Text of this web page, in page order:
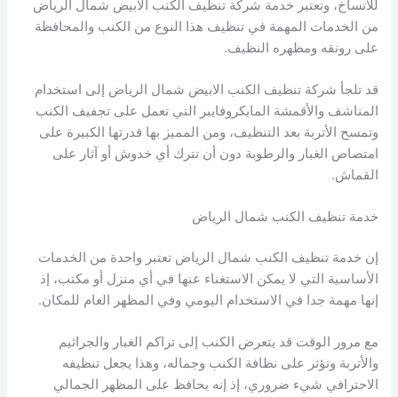
للاتساخ، وتعتبر خدمة شركة تنظيف الكنب الابيض شمال الرياض
من الخدمات المهمة في تنظيف هذا النوع من الكنب والمحافظة
على رونقه ومظهره النظيف.
قد تلجأ شركة تنظيف الكنب الابيض شمال الرياض إلى استخدام
المناشف والأقمشة المايكروفايبر التي تعمل على تجفيف الكنب
وتمسح الأتربة بعد التنظيف، ومن المميز بها قدرتها الكبيرة على
امتصاص الغبار والرطوبة دون أن تترك أي خدوش أو آثار على
القماش.
خدمة تنظيف الكنب شمال الرياض
إن خدمة تنظيف الكنب شمال الرياض تعتبر واحدة من الخدمات
الأساسية التي لا يمكن الاستغناء عنها في أي منزل أو مكتب، إذ
إنها مهمة جدا في الاستخدام اليومي وفي المظهر العام للمكان.
مع مرور الوقت قد يتعرض الكنب إلى تراكم الغبار والجراثيم
والأتربة وتؤثر على نظافة الكنب وجماله، وهذا يجعل تنظيفه
الاحترافي شيء ضروري، إذ إنه يحافظ على المظهر الجمالي